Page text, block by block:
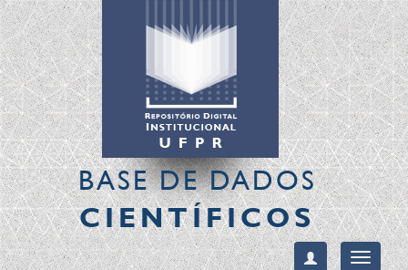
BASE DE DADOS
CIENTÍFICOS
Toggle